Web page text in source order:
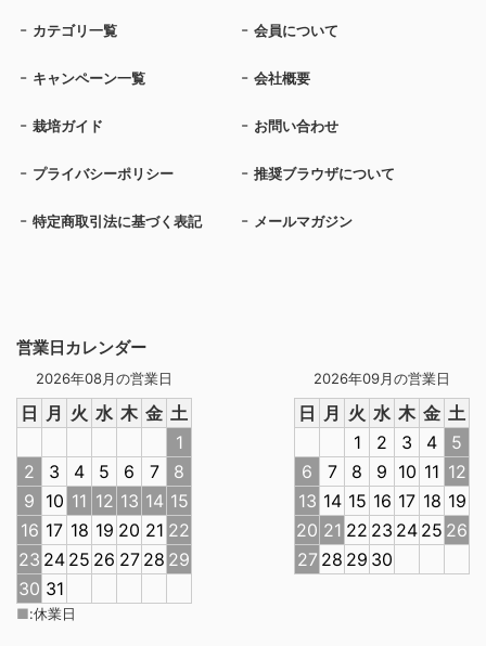
営業日カレンダー
2026年08月の営業日
日 月 火 水 木 金 土
1
2
3 4 5 6 7
8
9 10 11 12 13 14 15
16 17 18 19 20 21 22
23 24 25 26 27 28 29
30 31
2026年09月の営業日
日 月 火 水 木 金 土
1
2 3 4
5
6
7 8 9 10 11 12
13 14 15 16 17 18 19
20 21 22 23 24 25 26
27 28 29 30
■:休業日
カテゴリ一覧 会員について
キャンペーン一覧 会社概要
栽培ガイド お問い合わせ
プライバシーポリシー 推奨ブラウザについて
特定商取引法に基づく表記 メールマガジン